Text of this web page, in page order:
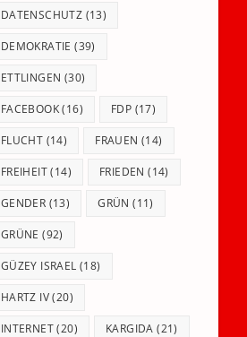
DATENSCHUTZ (13)
DEMOKRATIE (39)
ETTLINGEN (30)
FACEBOOK(16) FDP (17)
FLUCHT (14) FRAUEN (14)
FREIHEIT(14) FRIEDEN (14)
GENDER (13) GRÜN (11)
GRÜNE (92)
GÜZEY ISRAEL (18)
HARTZ IV(20)
INTERNET(20) KARGIDA (21)